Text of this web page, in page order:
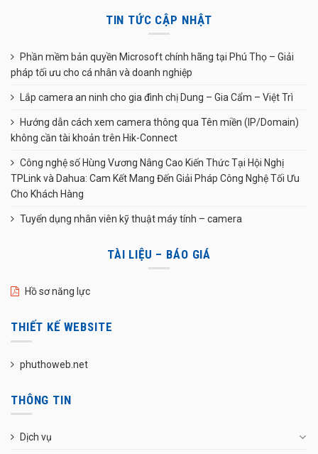
TIN TỨC CẬP NHẬT
Phần mềm bản quyền Microsoft chính hãng tại Phú Thọ – Giải
pháp tối ưu cho cá nhân và doanh nghiệp
Lắp camera an ninh cho gia đình chị Dung – Gia Cẩm – Việt Trì
Hướng dẫn cách xem camera thông qua Tên miền (IP/Domain)
không cần tài khoản trên Hik-Connect
Công nghệ số Hùng Vương Nâng Cao Kiến Thức Tại Hội Nghị
TPLink và Dahua: Cam Kết Mang Đến Giải Pháp Công Nghệ Tối Ưu
Cho Khách Hàng
Tuyển dụng nhân viên kỹ thuật máy tính – camera
TÀI LIỆU – BÁO GIÁ
Hồ sơ năng lực
THIẾT KẾ WEBSITE
phuthoweb.net
THÔNG TIN
Dịch vụ